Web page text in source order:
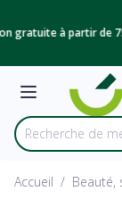
gratuite à partir de
Menu
Rechercher
Recherche de
Accueil / Beauté,